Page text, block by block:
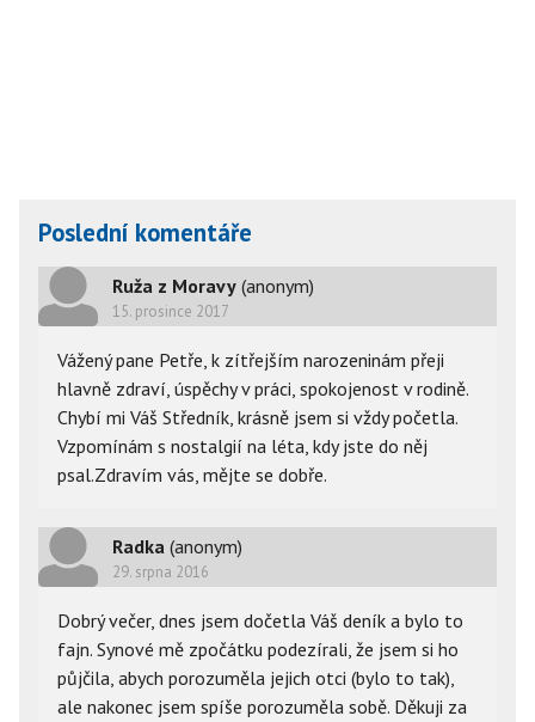
Poslední komentáře
Ruža z Moravy (anonym)
15. prosince 2017
Vážený pane Petře, k zítřejším narozeninám přeji
hlavně zdraví, úspěchy v práci, spokojenost v rodině.
Chybí mi Váš Středník, krásně jsem si vždy početla.
Vzpomínám s nostalgií na léta, kdy jste do něj
psal.Zdravím vás, mějte se dobře.
Radka (anonym)
29. srpna 2016
Dobrý večer, dnes jsem dočetla Váš deník a bylo to
fajn. Synové mě zpočátku podezírali, že jsem si ho
půjčila, abych porozuměla jejich otci (bylo to tak),
ale nakonec jsem spíše porozuměla sobě. Děkuji za